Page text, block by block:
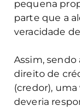
pequena
parte que a
veracidade
Assim,
direito de
(credor),
deveria